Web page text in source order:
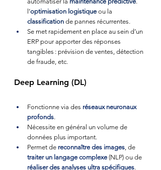
l’optimisation logistique ou la
classification de pannes récurrentes.
Se met rapidement en place au sein d’un
ERP pour apporter des réponses
tangibles : prévision de ventes, détection
de fraude, etc.
Deep Learning (DL)
Fonctionne via des réseaux neuronaux
profonds.
Nécessite en général un volume de
données plus important.
Permet de reconnaître des images, de
traiter un langage complexe (NLP) ou de
réaliser des analyses ultra spécifiques.